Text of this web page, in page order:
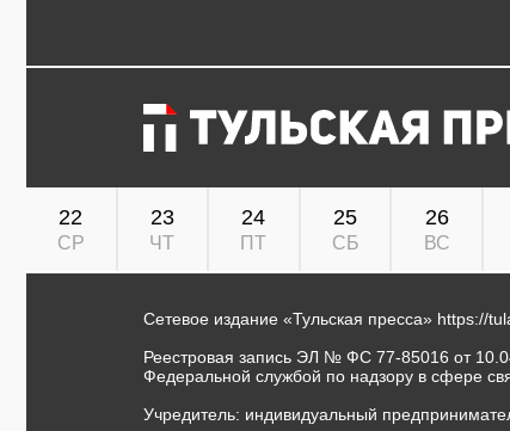
22
СР
23
ЧТ
24
ПТ
25
СБ
26
ВС
Сетевое издание «Тульская пресса» https://
Реестровая запись ЭЛ № ФС 77-85016 от
Федеральной службой по надзору в сфере
Учредитель: индивидуальный